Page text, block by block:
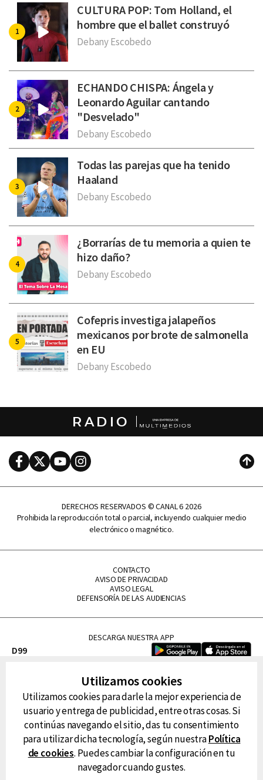
CULTURA POP: Tom Holland, el
hombre que el ballet construyó
Debany Escobedo
ECHANDO CHISPA: Ángela y
Leonardo Aguilar cantando
"Desvelado"
Debany Escobedo
Todas las parejas que ha tenido
Haaland
Debany Escobedo
¿Borrarías de tu memoria a quien te
hizo daño?
Debany Escobedo
Cofepris investiga jalapeños
mexicanos por brote de salmonella
en EU
Debany Escobedo
RADIO
FacebookTwitterYoutubeInstagram
DERECHOS RESERVADOS © CANAL 6 2026
Prohibida la reproducción total o parcial, incluyendo cualquier medio
electrónico o magnético.
CONTACTO
AVISO DE PRIVACIDAD
AVISO LEGAL
DEFENSORÍA DE LAS AUDIENCIAS
DESCARGA NUESTRA APP
D99
FM Tu
RG Deportiva
Classic FM
Utilizamos cookies
Utilizamos cookies para darle la mejor experiencia de
usuario y entrega de publicidad, entre otras cosas. Si
continúas navegando el sitio, das tu consentimiento
para utilizar dicha tecnología, según nuestraPolítica
de cookies. Puedes cambiar la configuración en tu
navegador cuando gustes.